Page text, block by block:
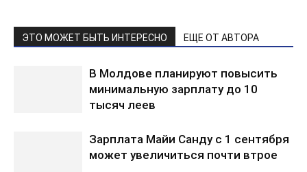
ЭТО МОЖЕТ БЫТЬ ИНТЕРЕСНО ЕЩЕ ОТ АВТОРА
В Молдове планируют повысить
минимальную зарплату до 10
тысяч леев
Зарплата Майи Санду с 1 сентября
может увеличиться почти втрое